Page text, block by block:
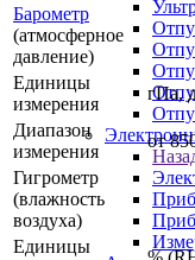
Барометр
(атмосферное
давление)
Единицы
измерения
гПа,
Диапазон
измерения
от
Гигрометр
(влажность
воздуха)
Единицы